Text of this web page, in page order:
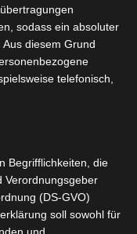
error sit
laudantium, totam
inventore veritatis
sodass ein absoluter
diesem Grund
telefonisch,
Begrifflichkeiten, die
Verordnungsgeber
(DS-GVO)
soll sowohl für